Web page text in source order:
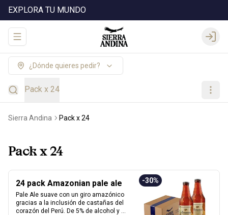
EXPLORA TU MUNDO
Abrir menu de navegación Login
¿Dónde quieres pedir?
Pack x 24
Sierra Andina Pack x 24
Pack x 24
-30%
24 pack Amazonian pale ale
Pale Ale suave con un giro amazónico
gracias a la inclusión de castañas del
corazón del Perú. De 5% de alcohol y 25